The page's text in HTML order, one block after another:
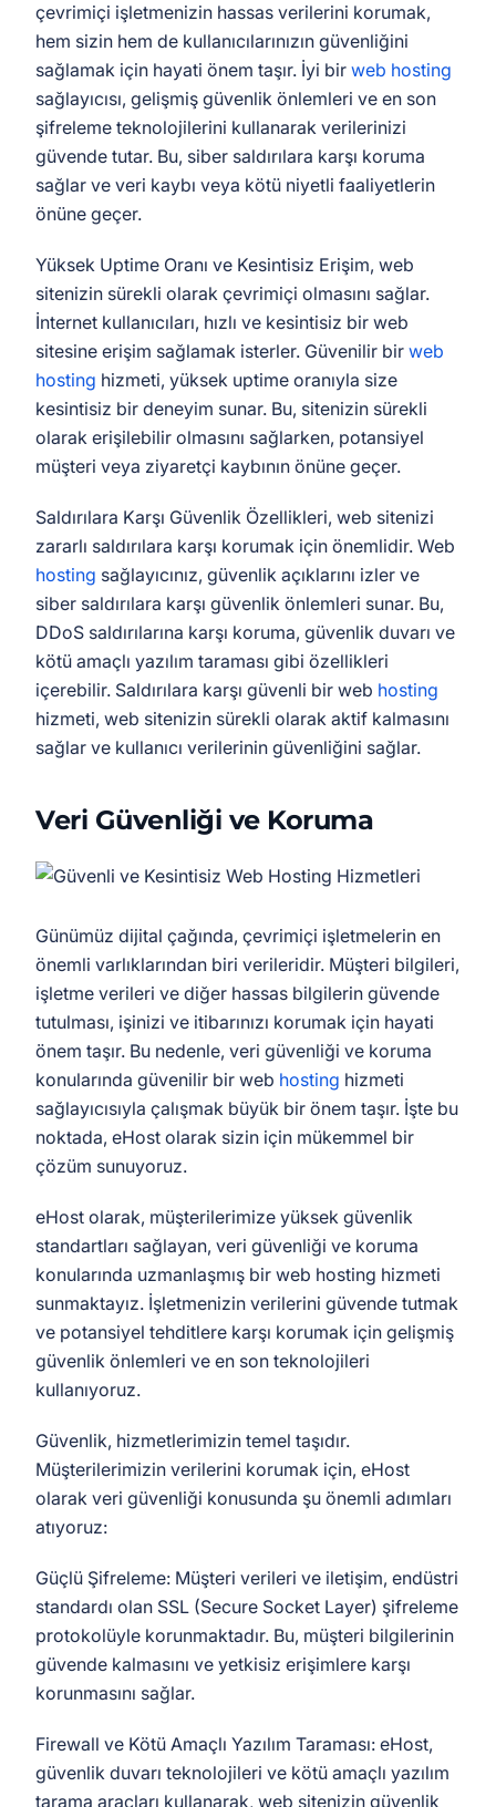
çevrimiçi işletmenizin hassas verilerini korumak,
hem sizin hem de kullanıcılarınızın güvenliğini
sağlamak için hayati önem taşır. İyi bir web hosting
sağlayıcısı, gelişmiş güvenlik önlemleri ve en son
şifreleme teknolojilerini kullanarak verilerinizi
güvende tutar. Bu, siber saldırılara karşı koruma
sağlar ve veri kaybı veya kötü niyetli faaliyetlerin
önüne geçer.
Yüksek Uptime Oranı ve Kesintisiz Erişim, web
sitenizin sürekli olarak çevrimiçi olmasını sağlar.
İnternet kullanıcıları, hızlı ve kesintisiz bir web
sitesine erişim sağlamak isterler. Güvenilir bir web
hosting hizmeti, yüksek uptime oranıyla size
kesintisiz bir deneyim sunar. Bu, sitenizin sürekli
olarak erişilebilir olmasını sağlarken, potansiyel
müşteri veya ziyaretçi kaybının önüne geçer.
Saldırılara Karşı Güvenlik Özellikleri, web sitenizi
zararlı saldırılara karşı korumak için önemlidir. Web
hosting sağlayıcınız, güvenlik açıklarını izler ve
siber saldırılara karşı güvenlik önlemleri sunar. Bu,
DDoS saldırılarına karşı koruma, güvenlik duvarı ve
kötü amaçlı yazılım taraması gibi özellikleri
içerebilir. Saldırılara karşı güvenli bir web hosting
hizmeti, web sitenizin sürekli olarak aktif kalmasını
sağlar ve kullanıcı verilerinin güvenliğini sağlar.
Veri Güvenliği ve Koruma
Günümüz dijital çağında, çevrimiçi işletmelerin en
önemli varlıklarından biri verileridir. Müşteri bilgileri,
işletme verileri ve diğer hassas bilgilerin güvende
tutulması, işinizi ve itibarınızı korumak için hayati
önem taşır. Bu nedenle, veri güvenliği ve koruma
konularında güvenilir bir web hosting hizmeti
sağlayıcısıyla çalışmak büyük bir önem taşır. İşte bu
noktada, eHost olarak sizin için mükemmel bir
çözüm sunuyoruz.
eHost olarak, müşterilerimize yüksek güvenlik
standartları sağlayan, veri güvenliği ve koruma
konularında uzmanlaşmış bir web hosting hizmeti
sunmaktayız. İşletmenizin verilerini güvende tutmak
ve potansiyel tehditlere karşı korumak için gelişmiş
güvenlik önlemleri ve en son teknolojileri
kullanıyoruz.
Güvenlik, hizmetlerimizin temel taşıdır.
Müşterilerimizin verilerini korumak için, eHost
olarak veri güvenliği konusunda şu önemli adımları
atıyoruz:
Güçlü Şifreleme: Müşteri verileri ve iletişim, endüstri
standardı olan SSL (Secure Socket Layer) şifreleme
protokolüyle korunmaktadır. Bu, müşteri bilgilerinin
güvende kalmasını ve yetkisiz erişimlere karşı
korunmasını sağlar.
Firewall ve Kötü Amaçlı Yazılım Taraması: eHost,
güvenlik duvarı teknolojileri ve kötü amaçlı yazılım
tarama araçları kullanarak, web sitenizin güvenlik